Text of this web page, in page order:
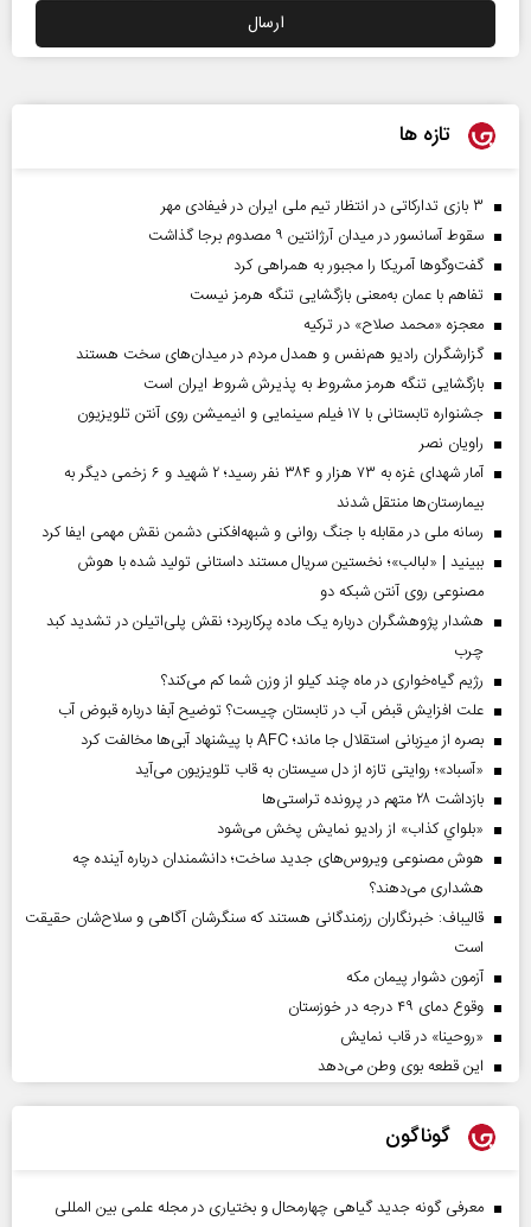
تازه ها
۳ بازی تدارکاتی در انتظار تیم ملی ایران در فیفادی مهر
سقوط آسانسور در میدان آرژانتین ۹ مصدوم برجا گذاشت
گفت‌وگوها آمریکا را مجبور به همراهی کرد
تفاهم با عمان به‌معنی بازگشایی تنگه هرمز نیست
معجزه «محمد صلاح» در ترکیه
گزارشگران رادیو هم‌نفس و همدل مردم در میدان‌های سخت هستند
بازگشایی تنگه هرمز مشروط به پذیرش شروط ایران است
جشنواره تابستانی با ۱۷ فیلم سینمایی و انیمیشن روی آنتن تلویزیون
راویان نصر
آمار شهدای غزه به ۷۳ هزار و ۳۸۴ نفر رسید؛ ۲ شهید و ۶ زخمی دیگر به
بیمارستان‌ها منتقل شدند
رسانه ملی در مقابله با جنگ روانی و شبهه‌افکنی دشمن نقش مهمی ایفا کرد
ببینید | «لبالب»؛ نخستین سریال مستند داستانی تولید شده با هوش
مصنوعی روی آنتن شبکه دو
هشدار پژوهشگران درباره یک ماده پرکاربرد؛ نقش پلی‌اتیلن در تشدید کبد
چرب
رژیم گیاه‌خواری در ماه چند کیلو از وزن شما کم می‌کند؟
علت افزایش قبض آب در تابستان چیست؟ توضیح آبفا درباره قبوض آب
بصره از میزبانی استقلال جا ماند؛ AFC با پیشنهاد آبی‌ها مخالفت کرد
«آسباد»؛ روایتی تازه از دل سیستان به قاب تلویزیون می‌آید
بازداشت ۲۸ متهم در پرونده تراستی‌ها
«بلواي کذاب» از رادیو نمایش پخش می‌شود
هوش مصنوعی ویروس‌های جدید ساخت؛ دانشمندان درباره آینده چه
هشداری می‌دهند؟
قالیباف: خبرنگاران رزمندگانی هستند که سنگرشان آگاهی و سلاح‌شان حقیقت
است
آزمون دشوار پیمان مکه
وقوع دمای ۴۹ درجه در خوزستان
«روحینا» در قاب نمایش
این قطعه بوی وطن می‌دهد
گوناگون
معرفی گونه جدید گیاهی چهارمحال و بختیاری در مجله علمی بین المللی